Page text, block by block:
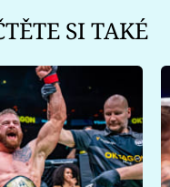
SI TAKÉ